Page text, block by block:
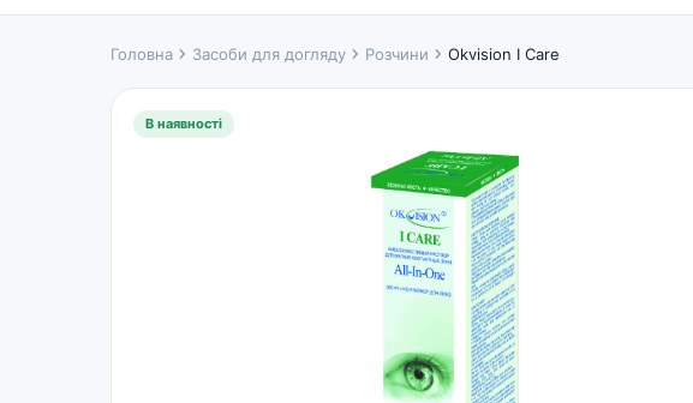
Головна chevron_right Засоби для догляду chevron_right Розчини chevron_right Okvision I Care
В наявності